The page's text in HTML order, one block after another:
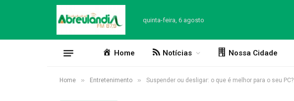
quinta-feira, 6 agosto
Home Notícias Nossa Cidade
Home » Entretenimento » Suspender ou desligar: o que é melhor para o seu PC?